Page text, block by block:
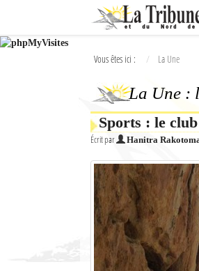
Ok
L'actualité à Diego Suarez
Vous êtes ici : La Une
La Une :
Sports : le
Écrit par Hanitra